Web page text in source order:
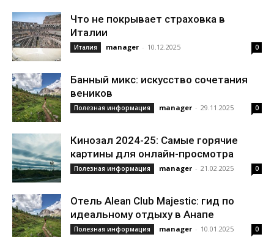
Что не покрывает страховка в
Италии
Италия manager - 10.12.2025 0
Банный микс: искусство сочетания
веников
Полезная информация manager - 29.11.2025 0
Кинозал 2024-25: Самые горячие
картины для онлайн-просмотра
Полезная информация manager - 21.02.2025 0
Отель Alean Club Majestic: гид по
идеальному отдыху в Анапе
Полезная информация manager - 10.01.2025 0